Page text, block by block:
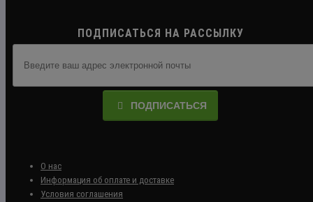
ПОДПИСАТЬСЯ НА РАССЫЛКУ
ПОДПИСАТЬСЯ
О нас
Информация об оплате и доставке
Условия соглашения